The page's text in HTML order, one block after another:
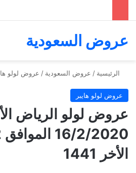
عروض السعودية
الرئيسية / عروض السعودية / عروض لولو
عروض لولو هايبر
عروض لولو الرياض
الأخر 1441